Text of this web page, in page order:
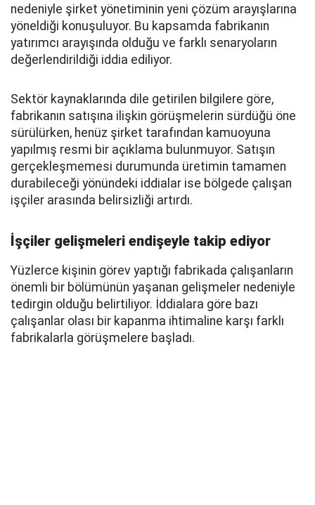
nedeniyle şirket yönetiminin yeni çözüm arayışlarına
yöneldiği konuşuluyor. Bu kapsamda fabrikanın
yatırımcı arayışında olduğu ve farklı senaryoların
değerlendirildiği iddia ediliyor.
Sektör kaynaklarında dile getirilen bilgilere göre,
fabrikanın satışına ilişkin görüşmelerin sürdüğü öne
sürülürken, henüz şirket tarafından kamuoyuna
yapılmış resmi bir açıklama bulunmuyor. Satışın
gerçekleşmemesi durumunda üretimin tamamen
durabileceği yönündeki iddialar ise bölgede çalışan
işçiler arasında belirsizliği artırdı.
İşçiler gelişmeleri endişeyle takip ediyor
Yüzlerce kişinin görev yaptığı fabrikada çalışanların
önemli bir bölümünün yaşanan gelişmeler nedeniyle
tedirgin olduğu belirtiliyor. İddialara göre bazı
çalışanlar olası bir kapanma ihtimaline karşı farklı
fabrikalarla görüşmelere başladı.